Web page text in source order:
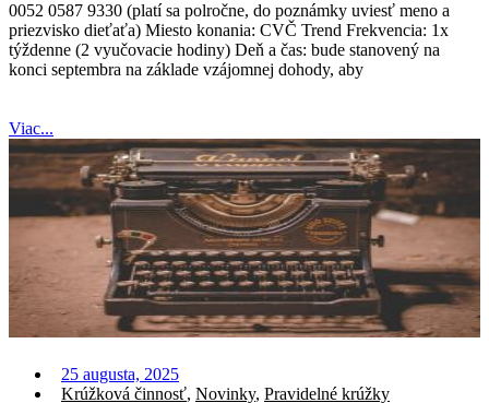
0052 0587 9330 (platí sa polročne, do poznámky uviesť meno a
priezvisko dieťaťa) Miesto konania: CVČ Trend Frekvencia: 1x
týždenne (2 vyučovacie hodiny) Deň a čas: bude stanovený na
konci septembra na základe vzájomnej dohody, aby
Viac...
25 augusta, 2025
Krúžková činnosť, Novinky, Pravidelné krúžky